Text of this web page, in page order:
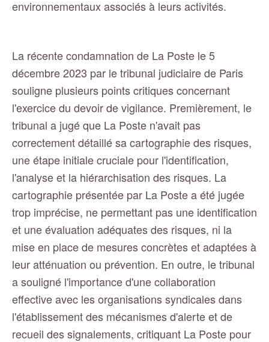
environnementaux associés à leurs activités.
La récente condamnation de La Poste le 5
décembre 2023 par le tribunal judiciaire de Paris
souligne plusieurs points critiques concernant
l'exercice du devoir de vigilance. Premièrement, le
tribunal a jugé que La Poste n'avait pas
correctement détaillé sa cartographie des risques,
une étape initiale cruciale pour l'identification,
l'analyse et la hiérarchisation des risques. La
cartographie présentée par La Poste a été jugée
trop imprécise, ne permettant pas une identification
et une évaluation adéquates des risques, ni la
mise en place de mesures concrètes et adaptées à
leur atténuation ou prévention. En outre, le tribunal
a souligné l'importance d'une collaboration
effective avec les organisations syndicales dans
l'établissement des mécanismes d'alerte et de
recueil des signalements, critiquant La Poste pour